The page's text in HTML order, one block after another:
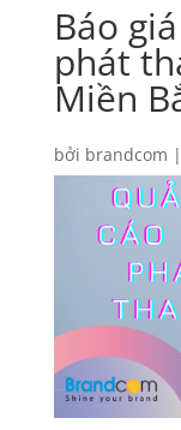
Báo
phát
Miền
bởi brandcom |
Báo giá quảng